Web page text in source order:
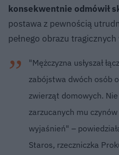
konsekwentnie odmówił
postawa z pewnością
pełnego obrazu
"Mężczyzna usłyszał
zabójstwa dwóch osób
zwierząt domowych. Nie
zarzucanych mu czynów
wyjaśnień" –
Staros, rzeczniczka